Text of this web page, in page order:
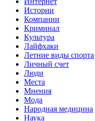
Истории
Компании
Криминал
Культура
Лайфхаки
Летние виды спорта
Личный счет
Люди
Места
Мнения
Мода
Народная медицина
Наука